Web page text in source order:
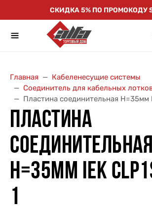
СКИДКА 5% ПО ПРОМОКОДУ
Главная
Кабеленесущие системы
Соединитель для кабельных
Пластина соединительная H=35мм
ПЛАСТИНА
СОЕДИНИТЕЛЬНАЯ
H=35ММ IEK
1